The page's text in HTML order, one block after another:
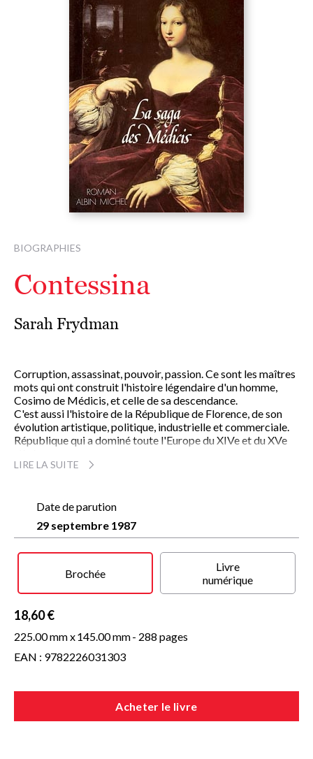
BIOGRAPHIES
Contessina
Sarah Frydman
Corruption, assassinat, pouvoir, passion. Ce sont les maîtres
mots qui ont construit l'histoire légendaire d'un homme,
Cosimo de Médicis, et celle de sa descendance.
C'est aussi l'histoire de la République de Florence, de son
évolution artistique, politique, industrielle et commerciale.
République qui a dominé toute l'Europe du XIVe et du XVe
Mais au-delà des intrigues, alliances avec l'aristocratie
de Contessina de Bardi, la première de ces femmes hors du
commun qui ont joué un rôle essentiel dans le destin des
Médicis.
des études musicales renonce à une carrière de cantatrice
pour écrire. Elle a déjà publié
La Symphonie du Destin
LIRE LA SUITE
Date de parution
29 septembre 1987
Brochée
Livre
numérique
18,60 €
225.00 mm x145.00 mm- 288 pages
EAN : 9782226031303
Acheter le livre